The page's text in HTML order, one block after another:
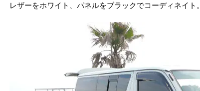
レザーをホワイト、パネルをブラックでコーディネイト。